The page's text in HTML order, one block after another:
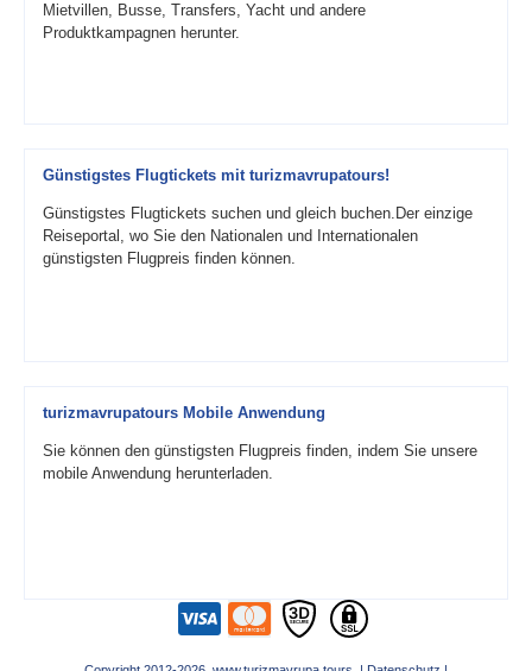
Mietvillen, Busse, Transfers, Yacht und andere
Produktkampagnen herunter.
Günstigstes Flugtickets mit turizmavrupatours!
Günstigstes Flugtickets suchen und gleich buchen.Der einzige
Reiseportal, wo Sie den Nationalen und Internationalen
günstigsten Flugpreis finden können.
turizmavrupatours Mobile Anwendung
Sie können den günstigsten Flugpreis finden, indem Sie unsere
mobile Anwendung herunterladen.